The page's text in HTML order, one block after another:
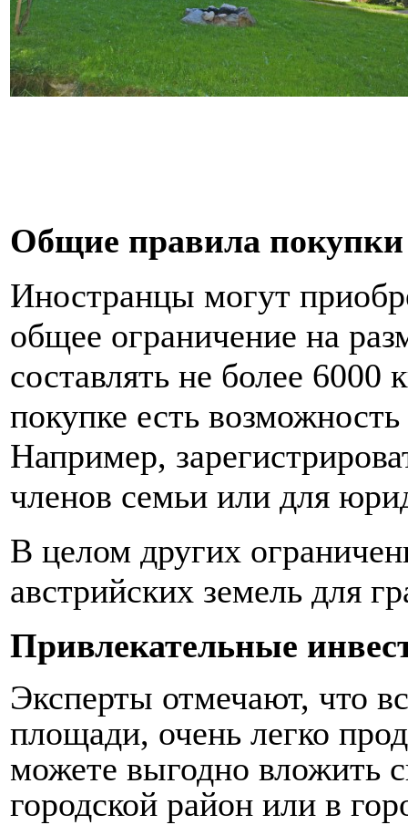
Общие правила
Иностранцы могут
общее ограничение на
составлять не более
покупке есть
Например,
членов семьи или для
В целом других
австрийских земель для
Привлекательные
Эксперты отмечают, что
площади, очень легко
можете выгодно вложить
городской район или в